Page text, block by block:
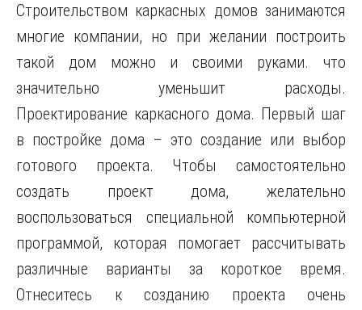
Строительством каркасных домов занимаются
многие компании, но при желании построить
такой дом можно и своими руками. что
значительно уменьшит расходы.
Проектирование каркасного дома. Первый шаг
в постройке дома – это создание или выбор
готового проекта. Чтобы самостоятельно
создать проект дома, желательно
воспользоваться специальной компьютерной
программой, которая помогает рассчитывать
различные варианты за короткое время.
Отнеситесь к созданию проекта очень